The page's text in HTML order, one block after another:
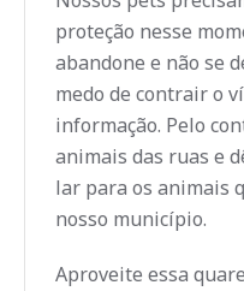
proteção nesse
abandone e não se
medo de contrair o
informação. Pelo
animais das ruas e
lar para os animais
nosso município.
Aproveite essa